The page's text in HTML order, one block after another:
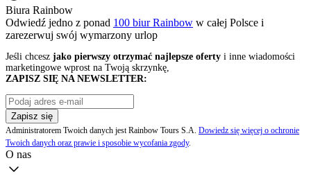
Biura Rainbow
Odwiedź jedno z ponad 100 biur Rainbow w całej Polsce i
zarezerwuj swój wymarzony urlop
Jeśli chcesz jako pierwszy otrzymać najlepsze oferty i inne wiadomości
marketingowe wprost na Twoją skrzynkę,
ZAPISZ SIĘ NA NEWSLETTER:
Zapisz się
Administratorem Twoich danych jest Rainbow Tours S.A. Dowiedz się więcej o ochronie
Twoich danych oraz prawie i sposobie wycofania zgody.
O nas